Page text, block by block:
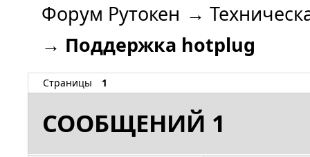
Форум Рутокен →
→ Поддержка hotplug
Страницы 1
СООБЩЕНИЙ 1